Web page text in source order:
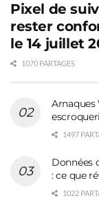
Pixel de
rester
le 14 juillet
1070 PARTAGES
1497
Données
: ce que
1022